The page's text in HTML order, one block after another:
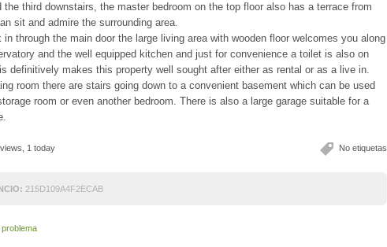
the third downstairs, the master bedroom on the top floor also has a terrace from
sit and admire the surrounding area.
in through the main door the large living area with wooden floor welcomes you along
and the well equipped kitchen and just for convenience a toilet is also on
definitively makes this property well sought after either as rental or as a live in.
room there are stairs going down to a convenient basement which can be used
room or even another bedroom. There is also a large garage suitable for a
No etiquetas
1 today
215D109A4F2ECAB